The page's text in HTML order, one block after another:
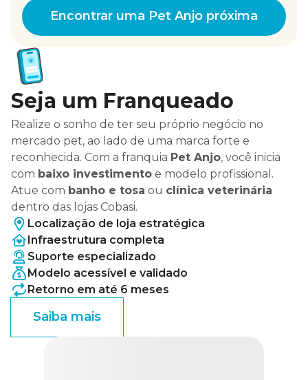
Encontrar uma Pet Anjo próxima
Seja um Franqueado
Realize o sonho de ter seu próprio negócio no
mercado pet, ao lado de uma marca forte e
reconhecida. Com a franquia Pet Anjo, você inicia
com baixo investimento e modelo profissional.
Atue com banho e tosa ou clínica veterinária
dentro das lojas Cobasi.
Localização de loja estratégica
Infraestrutura completa
Suporte especializado
Modelo acessível e validado
Retorno em até 6 meses
Saiba mais